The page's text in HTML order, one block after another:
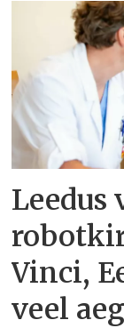
Leedus
Vinci,
veel